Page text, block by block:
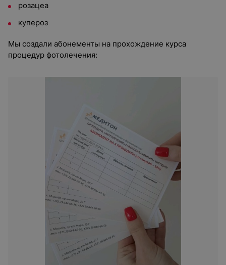
розацеа
купероз
Мы создали абонементы на прохождение курса
процедур фотолечения: